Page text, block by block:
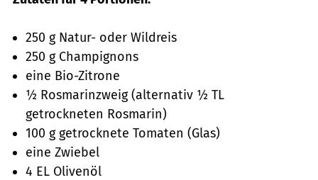
250 g Natur- oder Wildreis
250 g Champignons
eine Bio-Zitrone
1⁄2 Rosmarinzweig (alternativ 1⁄2 TL
getrockneten Rosmarin)
100 g getrocknete Tomaten (Glas)
eine Zwiebel
4 EL Olivenöl